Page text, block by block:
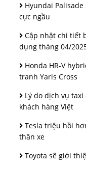
Hyundai
cực ngầu
Cập nhật chi tiết
dụng tháng 04/
Honda HR-V
tranh Yaris Cross
Lý do dịch vụ
khách hàng Việt
Tesla triệu hồi
thân xe
Toyota sẽ giới